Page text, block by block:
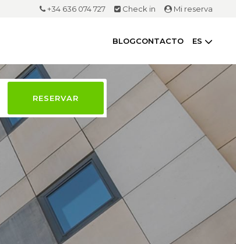
+34 636 074 727 Check in Mi reserva
BLOGCONTACTO ES
RESERVAR